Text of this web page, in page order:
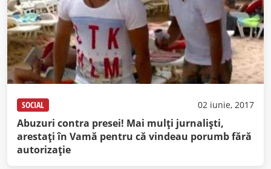
SOCIAL 02 iunie, 2017
Abuzuri contra presei! Mai mulți jurnaliști,
arestați în Vamă pentru că vindeau porumb fără
autorizație